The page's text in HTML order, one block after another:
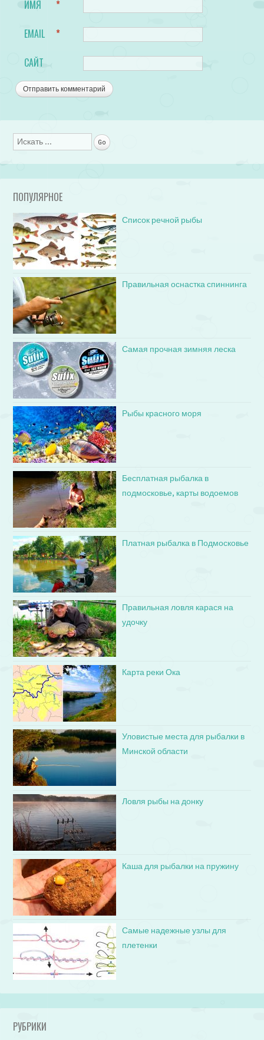
ИМЯ *
EMAIL *
САЙТ
Поиск
ПОПУЛЯРНОЕ
Список речной рыбы
Правильная оснастка спиннинга
Самая прочная зимняя леска
Рыбы красного моря
Бесплатная рыбалка в
подмосковье, карты водоемов
Платная рыбалка в Подмосковье
Правильная ловля карася на
удочку
Карта реки Ока
Уловистые места для рыбалки в
Минской области
Ловля рыбы на донку
Каша для рыбалки на пружину
Самые надежные узлы для
плетенки
РУБРИКИ